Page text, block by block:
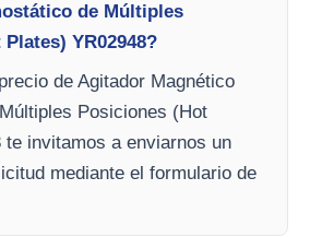
de Múltiples
YR02948?
de Agitador Magnético
Posiciones (Hot
te invitamos a enviarnos un
mediante el formulario de